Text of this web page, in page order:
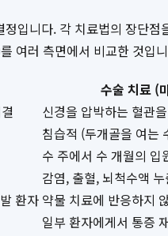
입니다. 각 치료법의 장단
여러 측면에서 비교한 것입
수술 치료 (
신경을 압박하는 혈관
침습적 (두개골을 여는
수 주에서 수 개월의 입
감염, 출혈, 뇌척수액
환자 약물 치료에 반응하지
일부 환자에게서 통증